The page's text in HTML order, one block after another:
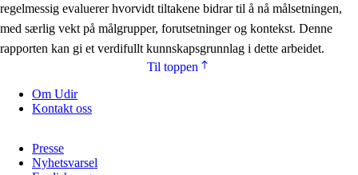
regelmessig evaluerer hvorvidt tiltakene bidrar til å nå målsetningen,
med særlig vekt på målgrupper, forutsetninger og kontekst. Denne
rapporten kan gi et verdifullt kunnskapsgrunnlag i dette arbeidet.
Til toppen
Om Udir
Kontakt oss
Presse
Nyhetsvarsel